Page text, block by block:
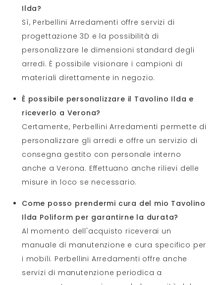
Ilda?
Sì, Perbellini Arredamenti offre servizi di
progettazione 3D e la possibilità di
personalizzare le dimensioni standard degli
arredi. È possibile visionare i campioni di
materiali direttamente in negozio.
È possibile personalizzare il Tavolino Ilda e
riceverlo a Verona?
Certamente, Perbellini Arredamenti permette di
personalizzare gli arredi e offre un servizio di
consegna gestito con personale interno
anche a Verona. Effettuano anche rilievi delle
misure in loco se necessario.
Come posso prendermi cura del mio Tavolino
Ilda Poliform per garantirne la durata?
Al momento dell'acquisto riceverai un
manuale di manutenzione e cura specifico per
i mobili. Perbellini Arredamenti offre anche
servizi di manutenzione periodica a